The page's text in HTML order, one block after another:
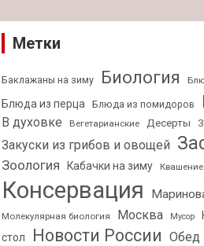
Метки
Баклажаны на зиму Биология
Блюда из перца Блюда из помидоров
В духовке Вегетарианские Десерты
Закуски из грибов и овощей
Зоология Кабачки на зиму Квашение
Консервация
Молекулярная биология Москва Мусор
стол
Новости России Обед